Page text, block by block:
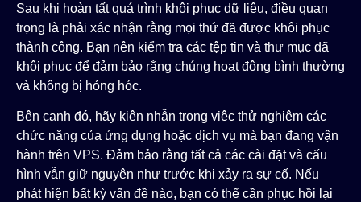
Sau khi hoàn tất quá trình khôi phục dữ liệu, điều quan
trọng là phải xác nhận rằng mọi thứ đã được khôi phục
thành công. Bạn nên kiểm tra các tệp tin và thư mục đã
khôi phục để đảm bảo rằng chúng hoạt động bình thường
và không bị hỏng hóc.
Bên cạnh đó, hãy kiên nhẫn trong việc thử nghiệm các
chức năng của ứng dụng hoặc dịch vụ mà bạn đang vận
hành trên VPS. Đảm bảo rằng tất cả các cài đặt và cấu
hình vẫn giữ nguyên như trước khi xảy ra sự cố. Nếu
phát hiện bất kỳ vấn đề nào, bạn có thể cần phục hồi lại